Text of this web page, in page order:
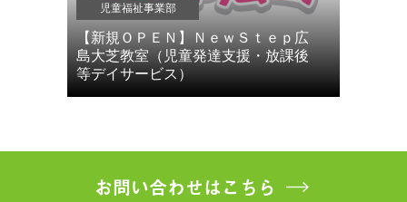
児童福祉事業部
【新規ＯＰＥＮ】ＮｅｗＳｔｅｐ広
島大芝教室（児童発達支援・放課後
等デイサービス）
お問い合わせはこちら